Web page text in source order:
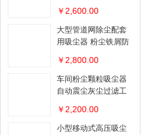
￥2,600.00
大型管道网除尘配套
用吸尘器 粉尘铁屑防
￥2,800.00
车间粉尘颗粒吸尘器
自动震尘灰尘过滤工
￥2,200.00
小型移动式高压吸尘